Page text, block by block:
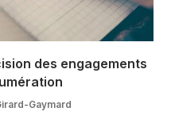
des engagements
Gaymard